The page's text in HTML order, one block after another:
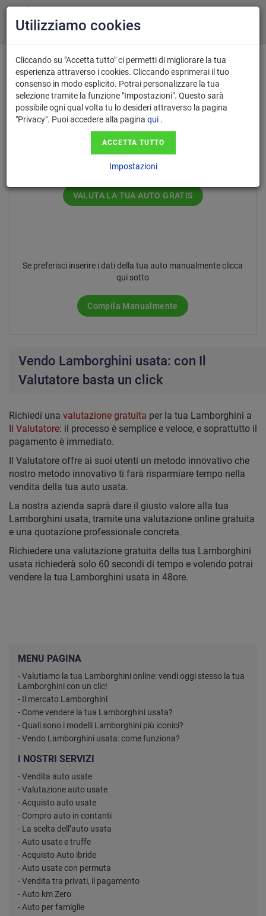
Inserisci il numero di targa nel
formato AA123AA.
VALUTA LA TUA AUTO GRATIS
Se preferisci inserire i dati della tua auto manualmente clicca
qui sotto
Compila Manualmente
Vendo Lamborghini usata: con Il
Valutatore basta un click
Richiedi una valutazione gratuita per la tua Lamborghini a
Il Valutatore: il processo è semplice e veloce, e soprattutto il
pagamento è immediato.
Il Valutatore offre ai suoi utenti un metodo innovativo che
nostro metodo innovativo ti farà risparmiare tempo nella
vendita della tua auto usata.
La nostra azienda saprà dare il giusto valore alla tua
Lamborghini usata, tramite una valutazione online gratuita
e una quotazione professionale concreta.
Richiedere una valutazione gratuita della tua Lamborghini
usata richiederà solo 60 secondi di tempo e volendo potrai
vendere la tua Lamborghini usata in 48ore.
MENU PAGINA
- Valutiamo la tua Lamborghini online: vendi oggi stesso la tua
Lamborghini con un clic!
- Il mercato Lamborghini
- Come vendere la tua Lamborghini usata?
- Quali sono i modelli Lamborghini più iconici?
- Vendo Lamborghini usata: come funziona?
I NOSTRI SERVIZI
- Vendita auto usate
- Valutazione auto usate
- Acquisto auto usate
- Compro auto in contanti
- La scelta dell’auto usata
- Auto usate e truffe
- Acquisto Auto ibride
- Auto usate con permuta
- Vendita tra privati, il pagamento
- Auto km Zero
- Auto per famiglie
Utilizziamo cookies
Cliccando su "Accetta tutto" ci permetti di migliorare la tua
esperienza attraverso i cookies. Cliccando esprimerai il tuo
consenso in modo esplicito. Potrai personalizzare la tua
selezione tramite la funzione "Impostazioni". Questo sarà
possibile ogni qual volta tu lo desideri attraverso la pagina
"Privacy". Puoi accedere alla pagina qui .
ACCETTA TUTTO
Impostazioni